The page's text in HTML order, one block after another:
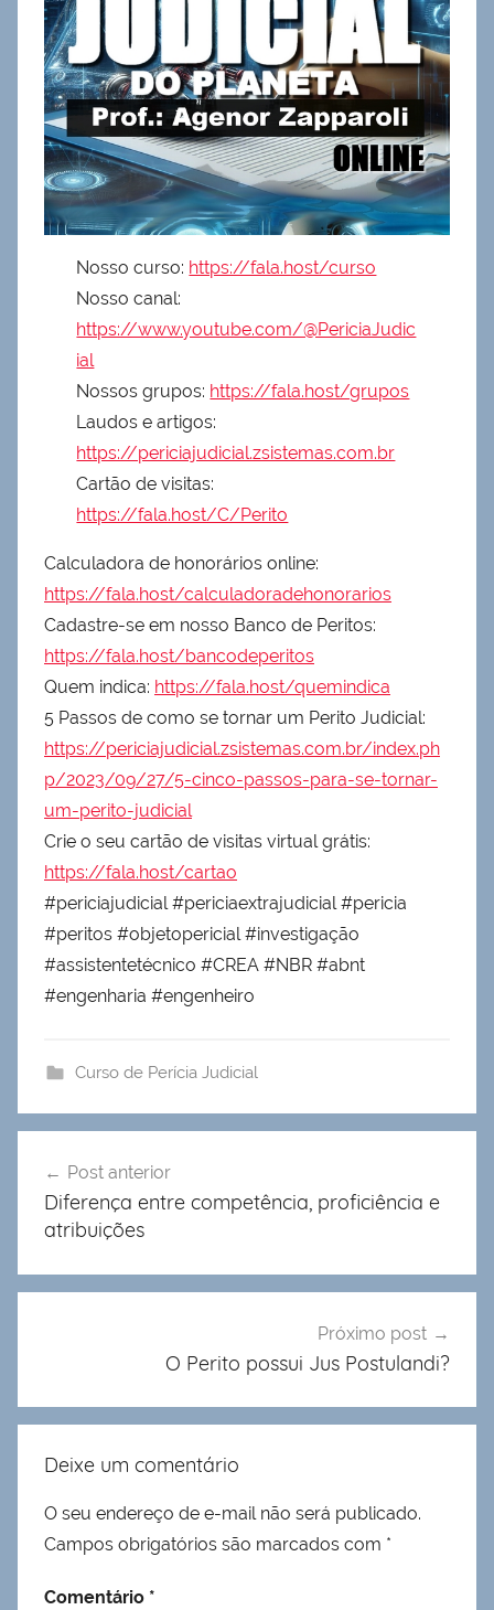
Nosso curso: https://fala.host/curso
Nosso canal:
https://www.youtube.com/@PericiaJudic
ial
Nossos grupos: https://fala.host/grupos
Laudos e artigos:
https://periciajudicial.zsistemas.com.br
Cartão de visitas:
https://fala.host/C/Perito
Calculadora de honorários online:
https://fala.host/calculadoradehonorarios
Cadastre-se em nosso Banco de Peritos:
https://fala.host/bancodeperitos
Quem indica: https://fala.host/quemindica
5 Passos de como se tornar um Perito Judicial:
https://periciajudicial.zsistemas.com.br/index.ph
p/2023/09/27/5-cinco-passos-para-se-tornar-
um-perito-judicial
Crie o seu cartão de visitas virtual grátis:
https://fala.host/cartao
#periciajudicial #periciaextrajudicial #pericia
#peritos #objetopericial #investigação
#assistentetécnico #CREA #NBR #abnt
#engenharia #engenheiro
Curso de Perícia Judicial
de
Post
Post anterior
Diferença entre competência, proficiência e
atribuições
Próximo post
O Perito possui Jus Postulandi?
Deixe um comentário
O seu endereço de e-mail não será publicado.
Campos obrigatórios são marcados com *
Comentário *